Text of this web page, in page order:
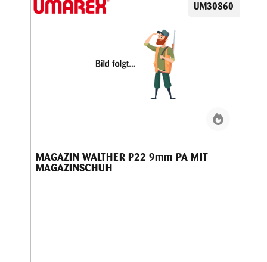
UM30860
MAGAZIN WALTHER P22 9mm PA MIT
MAGAZINSCHUH